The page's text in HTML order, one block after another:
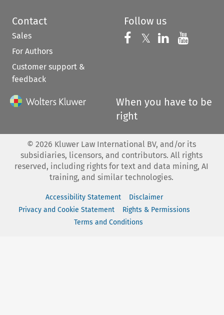
Contact
Sales
For Authors
Customer support &
feedback
Follow us
Follow us on
𝕏 Follow us on
Follow us
When you have to be
right
© 2026 Kluwer Law International BV, and/or its
subsidiaries, licensors, and contributors. All rights
reserved, including rights for text and data mining, AI
training, and similar technologies.
Accessibility Statement
Disclaimer
Privacy and Cookie Statement
Rights & Permissions
Terms and Conditions